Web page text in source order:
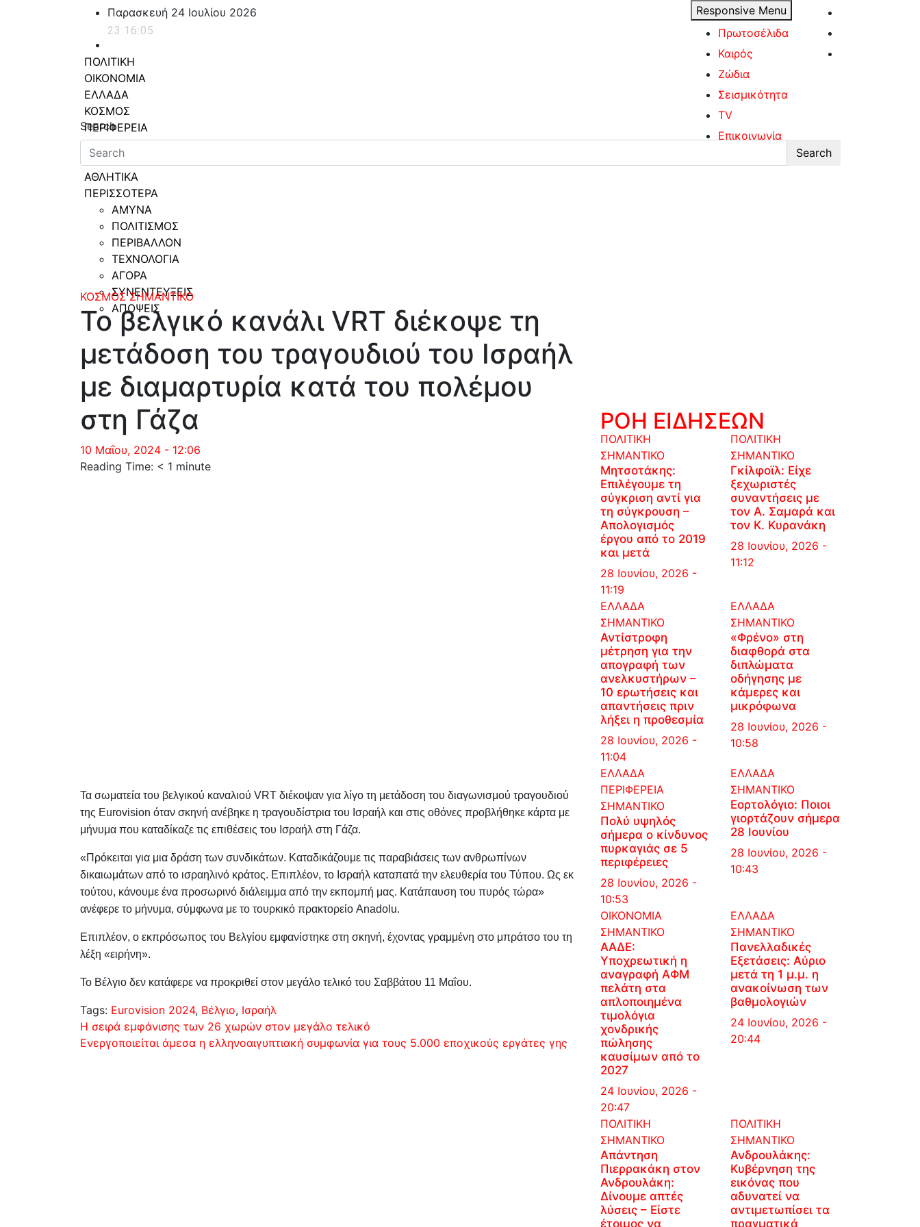
Παρασκευή 24 Ιουλίου 2026
23:16:06
Responsive Menu
Πρωτοσέλιδα
Καιρός
Ζώδια
Σεισμικότητα
TV
Επικοινωνία
powerplayer.gr
Search
Search
ΠΟΛΙΤΙΚΗ
ΟΙΚΟΝΟΜΙΑ
ΕΛΛΑΔΑ
ΚΟΣΜΟΣ
ΠΕΡΙΦΕΡΕΙΑ
ΥΓΕΙΑ
LIFESTYLE
ΑΘΛΗΤΙΚΑ
ΠΕΡΙΣΣΟΤΕΡΑ
ΑΜΥΝΑ
ΠΟΛΙΤΙΣΜΟΣ
ΠΕΡΙΒΑΛΛΟΝ
ΤΕΧΝΟΛΟΓΙΑ
ΑΓΟΡΑ
ΣΥΝΕΝΤΕΥΞΕΙΣ
ΑΠΟΨΕΙΣ
ΚΟΣΜΟΣ ΣΗΜΑΝΤΙΚΟ
Το βελγικό κανάλι VRT διέκοψε τη
μετάδοση του τραγουδιού του Ισραήλ
με διαμαρτυρία κατά του πολέμου
στη Γάζα
10 Μαΐου, 2024 - 12:06
Reading Time: < 1 minute
Τα σωματεία του βελγικού καναλιού VRT διέκοψαν για λίγο τη μετάδοση του διαγωνισμού τραγουδιού
της Eurovision όταν σκηνή ανέβηκε η τραγουδίστρια του Ισραήλ και στις οθόνες προβλήθηκε κάρτα με
μήνυμα που καταδίκαζε τις επιθέσεις του Ισραήλ στη Γάζα.
«Πρόκειται για μια δράση των συνδικάτων. Καταδικάζουμε τις παραβιάσεις των ανθρωπίνων
δικαιωμάτων από το ισραηλινό κράτος. Επιπλέον, το Ισραήλ καταπατά την ελευθερία του Τύπου. Ως εκ
τούτου, κάνουμε ένα προσωρινό διάλειμμα από την εκπομπή μας. Κατάπαυση του πυρός τώρα»
ανέφερε το μήνυμα, σύμφωνα με το τουρκικό πρακτορείο Anadolu.
Επιπλέον, ο εκπρόσωπος του Βελγίου εμφανίστηκε στη σκηνή, έχοντας γραμμένη στο μπράτσο του τη
λέξη «ειρήνη».
Το Βέλγιο δεν κατάφερε να προκριθεί στον μεγάλο τελικό του Σαββάτου 11 Μαΐου.
Tags: Eurovision 2024, Βέλγιο, Ισραήλ
Πλοήγηση
άρθρων
Η σειρά εμφάνισης των 26 χωρών στον μεγάλο τελικό
Ενεργοποιείται άμεσα η ελληνοαιγυπτιακή συμφωνία για τους 5.000 εποχικούς εργάτες γης
ΡΟΗ ΕΙΔΗΣΕΩΝ
ΠΟΛΙΤΙΚΗ
ΣΗΜΑΝΤΙΚΟ
Μητσοτάκης:
Επιλέγουμε τη
σύγκριση αντί για
τη σύγκρουση –
Απολογισμός
έργου από το 2019
και μετά
28 Ιουνίου, 2026 -
11:19
ΠΟΛΙΤΙΚΗ
ΣΗΜΑΝΤΙΚΟ
Γκίλφοϊλ: Είχε
ξεχωριστές
συναντήσεις με
τον Α. Σαμαρά και
τον Κ. Κυρανάκη
28 Ιουνίου, 2026 -
11:12
ΕΛΛΑΔΑ
ΣΗΜΑΝΤΙΚΟ
Αντίστροφη
μέτρηση για την
απογραφή των
ανελκυστήρων –
10 ερωτήσεις και
απαντήσεις πριν
λήξει η προθεσμία
28 Ιουνίου, 2026 -
11:04
ΕΛΛΑΔΑ
ΣΗΜΑΝΤΙΚΟ
«Φρένο» στη
διαφθορά στα
διπλώματα
οδήγησης με
κάμερες και
μικρόφωνα
28 Ιουνίου, 2026 -
10:58
ΕΛΛΑΔΑ
ΠΕΡΙΦΕΡΕΙΑ
ΣΗΜΑΝΤΙΚΟ
Πολύ υψηλός
σήμερα ο κίνδυνος
πυρκαγιάς σε 5
περιφέρειες
28 Ιουνίου, 2026 -
10:53
ΕΛΛΑΔΑ
ΣΗΜΑΝΤΙΚΟ
Εορτολόγιο: Ποιοι
γιορτάζουν σήμερα
28 Ιουνίου
28 Ιουνίου, 2026 -
10:43
ΟΙΚΟΝΟΜΙΑ
ΣΗΜΑΝΤΙΚΟ
ΑΑΔΕ:
Υποχρεωτική η
αναγραφή ΑΦΜ
πελάτη στα
απλοποιημένα
τιμολόγια
χονδρικής
πώλησης
καυσίμων από το
2027
24 Ιουνίου, 2026 -
20:47
ΕΛΛΑΔΑ
ΣΗΜΑΝΤΙΚΟ
Πανελλαδικές
Εξετάσεις: Αύριο
μετά τη 1 μ.μ. η
ανακοίνωση των
βαθμολογιών
24 Ιουνίου, 2026 -
20:44
ΠΟΛΙΤΙΚΗ
ΣΗΜΑΝΤΙΚΟ
Απάντηση
Πιερρακάκη στον
Ανδρουλάκη:
Δίνουμε απτές
λύσεις – Είστε
έτοιμος να
ΠΟΛΙΤΙΚΗ
ΣΗΜΑΝΤΙΚΟ
Ανδρουλάκης:
Κυβέρνηση της
εικόνας που
αδυνατεί να
αντιμετωπίσει τα
πραγματικά